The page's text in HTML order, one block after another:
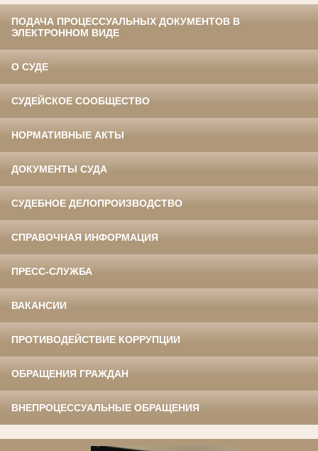
ПОДАЧА ПРОЦЕССУАЛЬНЫХ ДОКУМЕНТОВ В
ЭЛЕКТРОННОМ ВИДЕ
О СУДЕ
СУДЕЙСКОЕ СООБЩЕСТВО
НОРМАТИВНЫЕ АКТЫ
ДОКУМЕНТЫ СУДА
СУДЕБНОЕ ДЕЛОПРОИЗВОДСТВО
СПРАВОЧНАЯ ИНФОРМАЦИЯ
ПРЕСС-СЛУЖБА
ВАКАНСИИ
ПРОТИВОДЕЙСТВИЕ КОРРУПЦИИ
ОБРАЩЕНИЯ ГРАЖДАН
ВНЕПРОЦЕССУАЛЬНЫЕ ОБРАЩЕНИЯ